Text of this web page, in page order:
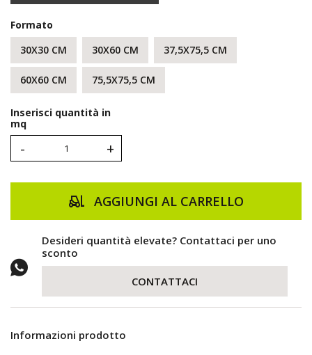
Formato
30X30 CM
30X60 CM 37,5X75,5 CM
60X60 CM 75,5X75,5 CM
Inserisci quantità in
mq
- +
AGGIUNGI AL CARRELLO
Desideri quantità elevate? Contattaci per uno
sconto
CONTATTACI
Informazioni prodotto